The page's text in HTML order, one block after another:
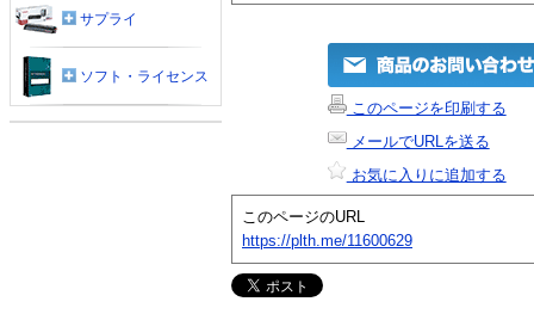
このページを印刷する
メールでURLを送る
お気に入りに追加する
このページのURL
https://plth.me/11600629
サプライ
ソフト・ライセンス